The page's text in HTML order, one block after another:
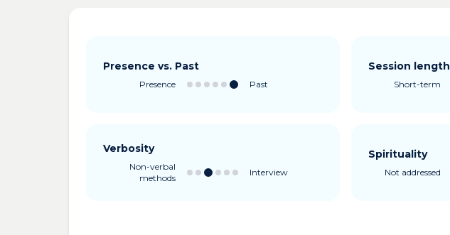
Presence vs. Past
Presence Past
Session length
Short-term
Verbosity
Non-verbal
methods
Interview
Spirituality
Not addressed